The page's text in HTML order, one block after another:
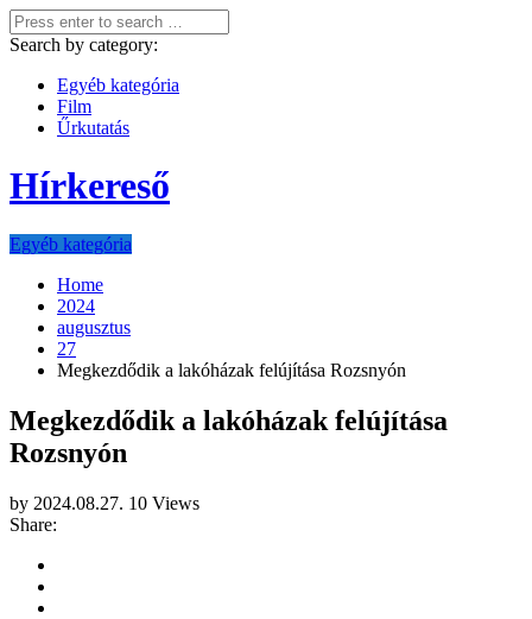
Search by category:
Egyéb kategória
Film
Űrkutatás
Hírkereső
Egyéb kategória
Home
2024
augusztus
27
Megkezdődik a lakóházak felújítása Rozsnyón
Megkezdődik a lakóházak felújítása
Rozsnyón
by 2024.08.27. 10 Views
Share: